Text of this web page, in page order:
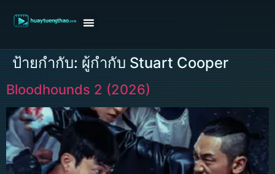
ป้ายกำกับ: ผู้กำกับ Stuart Cooper
Bloodhounds 2 (2026)